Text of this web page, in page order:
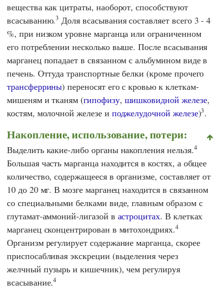
вещества как цитраты, наоборот, способствуют
всасыванию.3 Доля всасывания составляет всего 3 - 4
%, при низком уровне марганца или ограниченном
его потреблении несколько выше. После всасывания
марганец попадает в связанном с альбумином виде в
печень. Оттуда транспортные белки (кроме прочего
трансферрины) переносят его с кровью к клеткам-
мишеням и тканям (гипофизу, шишковидной железе,
костям, молочной железе и поджелудочной железе)3.
Накопление, использование, потери:
Выделить какие-либо органы накопления нельзя.4
Большая часть марганца находится в костях, а общее
количество, содержащееся в организме, составляет от
10 до 20 мг. В мозге марганец находится в связанном
со специальными белками виде, главным образом с
глутамат-аммоний-лигазой в астроцитах. В клетках
марганец сконцентрирован в митохондриях.4
Организм регулирует содержание марганца, скорее
приспосабливая экскреции (выделения через
желчный пузырь и кишечник), чем регулируя
всасывание.4